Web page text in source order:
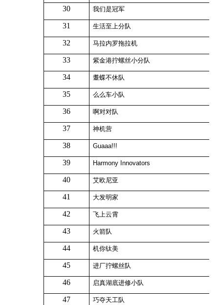
30 我们是冠军
31 生活至上分队
32 马拉内罗拖拉机
33 紫金港拧螺丝小分队
34 耋蝶不休队
35 么么车小队
36 啊对对队
37 神机营
38 Guaaa!!!
39 Harmony Innovators
40 艾欧尼亚
41 大发明家
42 飞上云霄
43 火箭队
44 机你钛美
45 进厂拧螺丝队
46 启真湖底进修小队
47 巧夺天工队